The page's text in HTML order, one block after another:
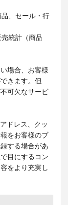
、セール・行
統計（商品
場合、お客様
きます。但
可欠なサービ
ドレス、クッ
をお客様のブ
する場合があ
目にするコン
をより充実し